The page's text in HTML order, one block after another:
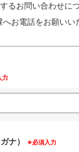
るお問い合わせに
お電話をお願いい
力
ナ） ※必須入力